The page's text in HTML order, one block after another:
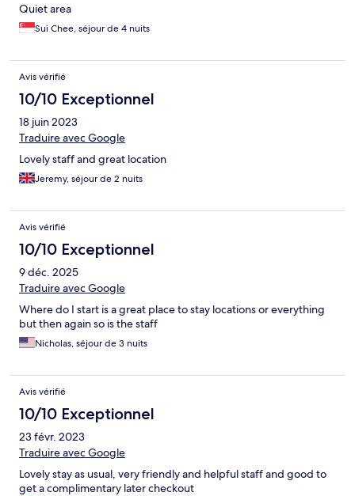
Quiet area
Sui Chee, séjour de 4 nuits
Avis vérifié
10/10 Exceptionnel
18 juin 2023
Traduire avec Google
Lovely staff and great location
Jeremy, séjour de 2 nuits
Avis vérifié
10/10 Exceptionnel
9 déc. 2025
Traduire avec Google
Where do I start is a great place to stay locations or everything
but then again so is the staff
Nicholas, séjour de 3 nuits
Avis vérifié
10/10 Exceptionnel
23 févr. 2023
Traduire avec Google
Lovely stay as usual, very friendly and helpful staff and good to
get a complimentary later checkout